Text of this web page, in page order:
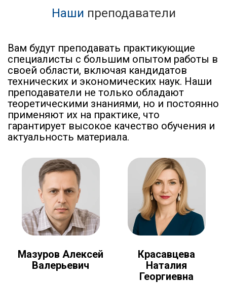
Наши преподаватели
Вам будут преподавать практикующие
специалисты с большим опытом работы в
своей области, включая кандидатов
технических и экономических наук. Наши
преподаватели не только обладают
теоретическими знаниями, но и постоянно
применяют их на практике, что
гарантирует высокое качество обучения и
актуальность материала.
Мазуров Алексей
Валерьевич
Красавцева
Наталия
Георгиевна